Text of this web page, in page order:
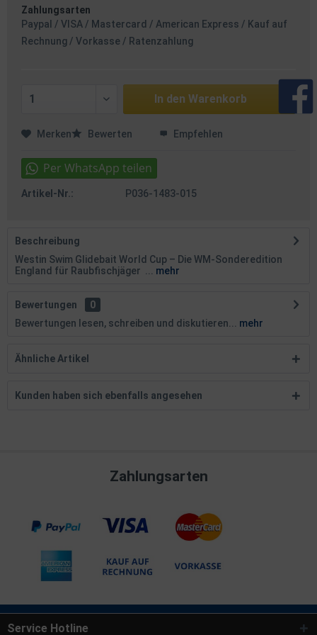
Zahlungsarten
Paypal / VISA / Mastercard / American Express / Kauf auf
Rechnung / Vorkasse / Ratenzahlung
In den Warenkorb
Merken Bewerten Empfehlen
Artikel-Nr.: P036-1483-015
Beschreibung
Westin Swim Glidebait World Cup – Die WM-Sonderedition
England für Raubfischjäger ...
mehr
Bewertungen
0
Bewertungen lesen, schreiben und diskutieren...
mehr
Ähnliche Artikel
Kunden haben sich ebenfalls angesehen
Zahlungsarten
Service Hotline